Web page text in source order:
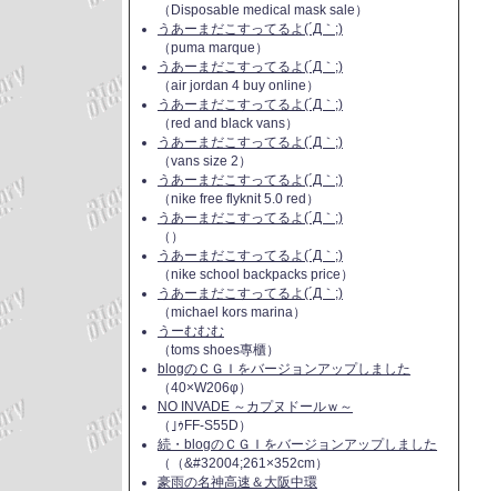
（Disposable medical mask sale）
うあーまだこすってるよ(´Д｀;)
（puma marque）
うあーまだこすってるよ(´Д｀;)
（air jordan 4 buy online）
うあーまだこすってるよ(´Д｀;)
（red and black vans）
うあーまだこすってるよ(´Д｀;)
（vans size 2）
うあーまだこすってるよ(´Д｀;)
（nike free flyknit 5.0 red）
うあーまだこすってるよ(´Д｀;)
（）
うあーまだこすってるよ(´Д｀;)
（nike school backpacks price）
うあーまだこすってるよ(´Д｀;)
（michael kors marina）
うーむむむ
（toms shoes專櫃）
blogのＣＧＩをバージョンアップしました
（40×W206φ）
NO INVADE ～カプヌドールｗ～
（｣ｩFF-S55D）
続・blogのＣＧＩをバージョンアップしました
（（&#32004;261×352cm）
豪雨の名神高速＆大阪中環